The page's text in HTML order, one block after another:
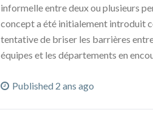
informelle entre deux ou plusieurs
concept a été initialement introduit
tentative de briser les barrières
équipes et les départements en
Published 2 ans ago